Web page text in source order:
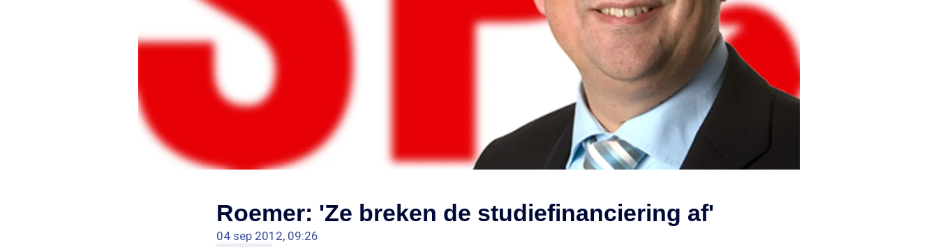
Roemer: 'Ze breken de studiefinanciering af'
04 sep 2012, 09:26